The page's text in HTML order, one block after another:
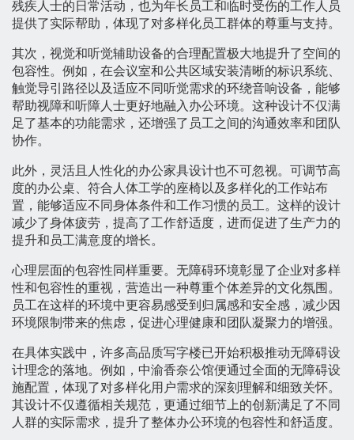
残疾人士的日常活动，也为年长员工和临时受伤的工作人员
提供了实际帮助，体现了对多样化员工群体的尊重与支持。
其次，视觉和听觉辅助设备的合理配置极大地提升了空间的
包容性。例如，在会议室和公共区域安装清晰的标识系统、
触觉导引路径以及适应不同听觉需求的环绕音响设备，能够
帮助视障和听障人士更好地融入办公环境。这种设计不仅满
足了基本的功能需求，还增强了员工之间的沟通效率和团队
协作。
此外，灵活且人性化的办公家具设计也不可忽视。可调节高
度的办公桌、符合人体工学的座椅以及多样化的工作站布
置，能够适应不同身体条件和工作习惯的员工。这样的设计
减少了身体疲劳，提高了工作舒适度，进而促进了生产力的
提升和员工满意度的增长。
心理层面的包容性同样重要。无障碍环境彰显了企业对多样
性和包容性的重视，营造出一种尊重个体差异的文化氛围。
员工在这样的环境中更容易感受到归属感和安全感，减少因
环境限制带来的焦虑，促进心理健康和团队凝聚力的增强。
在具体实践中，许多高品质写字楼已开始积极推动无障碍设
计理念的落地。例如，中渝香奈公馆便通过全面的无障碍设
施配置，体现了对多样化用户需求的深刻理解和细致关怀。
其设计不仅遵循相关规范，更通过细节上的创新满足了不同
人群的实际需求，提升了整体办公环境的包容性和舒适度。